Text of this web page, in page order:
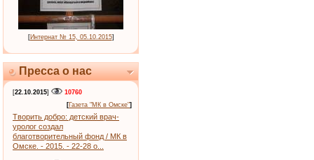
[Интернат № 15, 05.10.2015]
Пресса о нас
[22.10.2015]
10760
[Газета "МК в Омске"]
Творить добро: детский врач-
уролог создал
благотворительный фонд / МК в
Омске. - 2015. - 22-28 о...